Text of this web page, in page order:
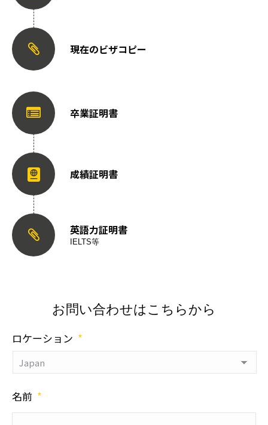
現在のビザコピー
卒業証明書
成績証明書
英語力証明書
IELTS等
お問い合わせはこちらから
ロケーション *
名前 *